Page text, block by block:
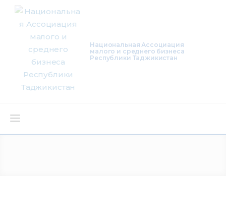
Национальная Ассоциация
малого и среднего бизнеса
Республики Таджикистан
О нас